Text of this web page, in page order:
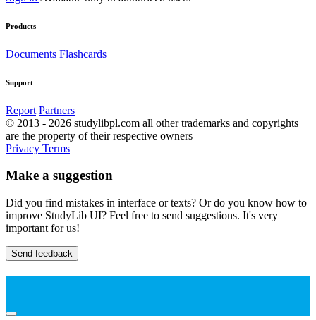
Products
Documents Flashcards
Support
Report Partners
© 2013 - 2026 studylibpl.com all other trademarks and copyrights
are the property of their respective owners
Privacy Terms
Make a suggestion
Did you find mistakes in interface or texts? Or do you know how to
improve StudyLib UI? Feel free to send suggestions. It's very
important for us!
Send feedback